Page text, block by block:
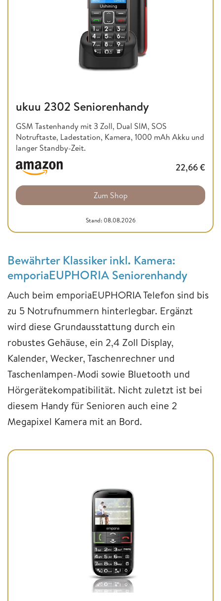
ukuu 2302 Seniorenhandy
GSM Tastenhandy mit 3 Zoll, Dual SIM, SOS
Notruftaste, Ladestation, Kamera, 1000 mAh Akku und
langer Standby-Zeit.
22,66€
Zum Shop
Stand: 08.08.2026
Bewährter Klassiker inkl. Kamera:
emporiaEUPHORIA Seniorenhandy
Auch beim emporiaEUPHORIA Telefon sind bis
zu 5 Notrufnummern hinterlegbar. Ergänzt
wird diese Grundausstattung durch ein
robustes Gehäuse, ein 2,4 Zoll Display,
Kalender, Wecker, Taschenrechner und
Taschenlampen-Modi sowie Bluetooth und
Hörgerätekompatibilität. Nicht zuletzt ist bei
diesem Handy für Senioren auch eine 2
Megapixel Kamera mit an Bord.